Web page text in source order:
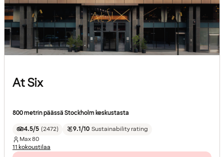
At Six
800 metrin päässä Stockholm keskustasta
4.5/5 (2472) 9.1/10 Sustainability rating
Max80
11 kokoustilaa